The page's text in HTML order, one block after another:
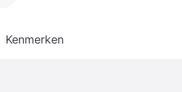
Kenmerken